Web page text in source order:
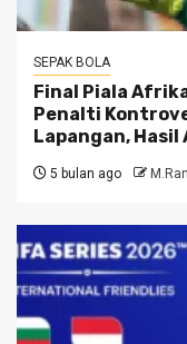
SEPAK BOLA
Final Piala
Penalti
Lapangan, Hasil
5 bulan ago